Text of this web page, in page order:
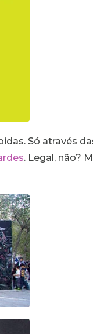
Só através
. Legal, não?